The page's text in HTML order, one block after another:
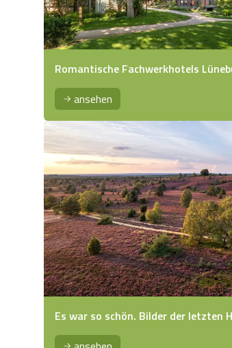
Romantische Fachwerkhotels
ansehen
Es war so schön. Bilder der letzten